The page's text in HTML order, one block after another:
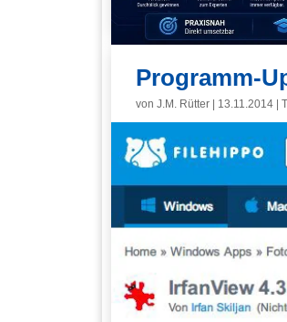
Programm-
von J.M. Rütter 13.11.2014